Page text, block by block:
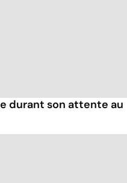
durant son attente au